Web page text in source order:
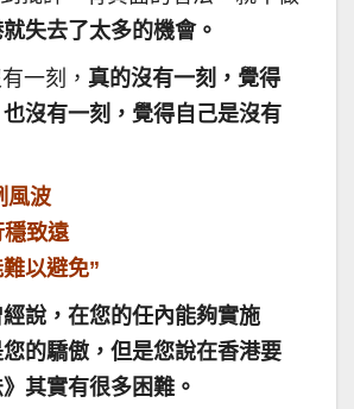
失去了太多的機會。
一刻， 真的沒有一刻，覺得
沒有一刻，覺得自己是沒有
風波
穩致遠
以避免”
說，在您的任內能夠實施
您的驕傲，但是您說在香港要
其實有很多困難。